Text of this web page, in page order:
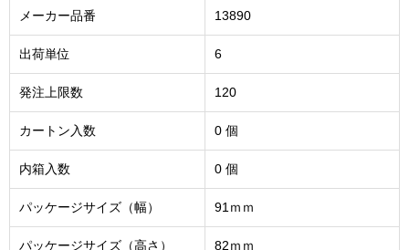
メーカー品番 13890
出荷単位 6
発注上限数 120
カートン入数 0 個
内箱入数 0 個
パッケージサイズ（幅） 91ｍｍ
パッケージサイズ（高さ） 82ｍｍ